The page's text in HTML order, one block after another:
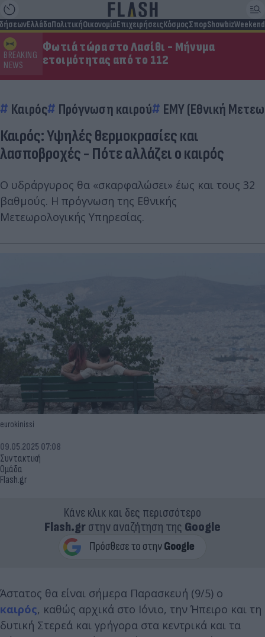
ΕλλάδαΠολιτικήΟικονομίαΕπιχειρήσειςΚόσμοςΣπορShowbizWeekend
BREAKING
NEWS
Φωτιά τώρα στο Λασίθι - Μήνυμα
ετοιμότητας από το 112
Καιρός Πρόγνωση καιρού ΕΜΥ (Εθνική
Καιρός: Υψηλές θερμοκρασίες και
λασποβροχές - Πότε αλλάζει ο καιρός
Ο υδράργυρος θα «σκαρφαλώσει» έως και τους 32
βαθμούς. Η πρόγνωση της Εθνικής
Μετεωρολογικής Υπηρεσίας.
eurokinissi
Συντακτική
Ομάδα
Flash.gr
09.05.2025 07:08
Κάνε κλικ και δες περισσότερο
Flash.grστην αναζήτηση της Google
Άστατος θα είναι σήμερα Παρασκευή (9/5) ο
καιρός, καθώς αρχικά στο Ιόνιο, την Ήπειρο και τη
δυτική Στερεά και γρήγορα στα κεντρικά και τα